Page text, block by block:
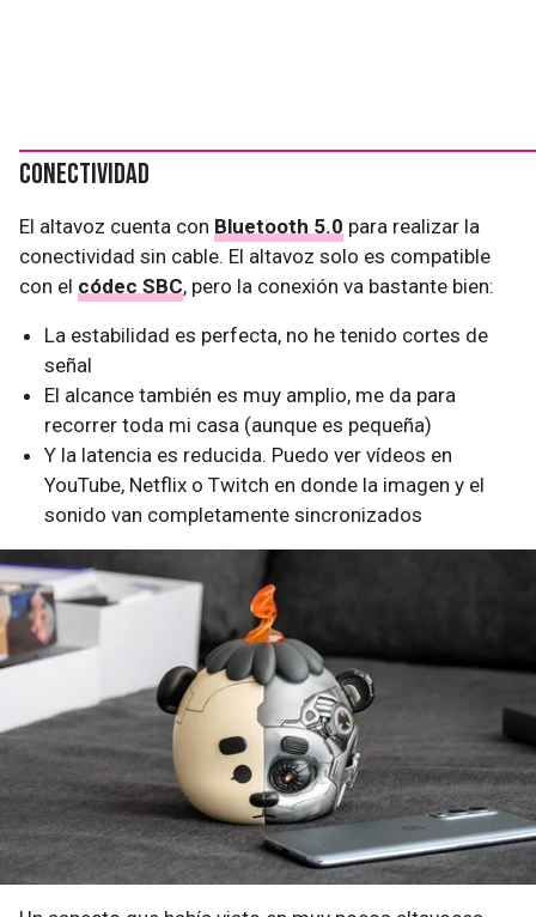
Conectividad
El altavoz cuenta con Bluetooth 5.0 para realizar la
conectividad sin cable. El altavoz solo es compatible
con el códec SBC, pero la conexión va bastante bien:
La estabilidad es perfecta, no he tenido cortes de
señal
El alcance también es muy amplio, me da para
recorrer toda mi casa (aunque es pequeña)
Y la latencia es reducida. Puedo ver vídeos en
YouTube, Netflix o Twitch en donde la imagen y el
sonido van completamente sincronizados